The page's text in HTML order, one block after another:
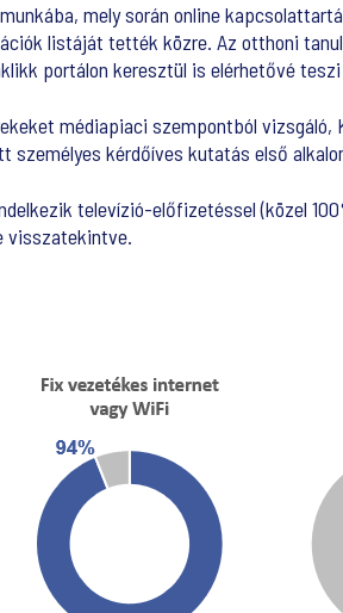
mely során online
listáját tették közre. Az otthoni
portálon keresztül is elérhetővé
médiapiaci szempontból
kérdőíves kutatás első
televízió-előfizetéssel (közel
visszatekintve.